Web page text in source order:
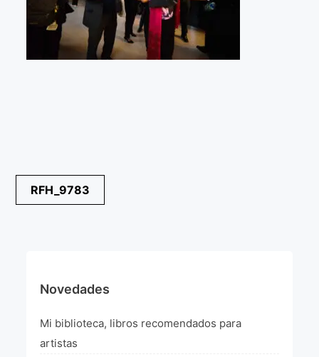
Aviso legal
Política de cookies
«Impressionnis-vous» Paris 2023
¡VIVE Molière! Un hommage latino-américain à
La Formule de l’art París 2020
L’art Latino-américain à Paris 2019
Navegación
de
RFH_9783
Novedades
Mi biblioteca, libros recomendados para
artistas